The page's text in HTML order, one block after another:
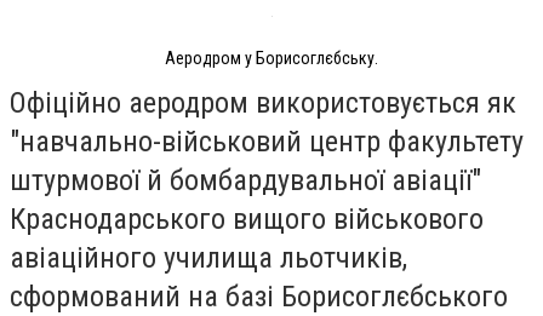
Аеродром у Борисоглєбську.
Офіційно аеродром використовується як
"навчально-військовий центр факультету
штурмової й бомбардувальної авіації"
Краснодарського вищого військового
авіаційного училища льотчиків,
сформований на базі Борисоглєбського